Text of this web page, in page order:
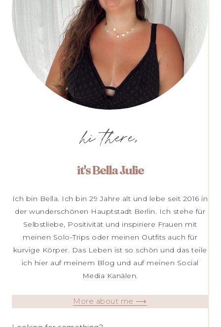
hi there,
it's Bella Julie
Ich bin Bella. Ich bin 29 Jahre alt und lebe seit 2016 in
der wunderschönen Hauptstadt Berlin. Ich stehe für
Selbstliebe, Positivität und inspiriere Frauen mit
meinen Solo-Trips oder meinen Outfits auch für
kurvige Körper. Das Leben ist so schön und das teile
ich hier auf meinem Blog und auf meinen Social
Media Kanälen.
More about me ⟶